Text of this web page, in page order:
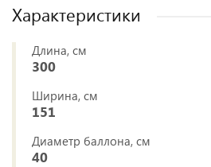
Характеристики
Длина, см
300
Ширина, см
151
Диаметр баллона, см
40